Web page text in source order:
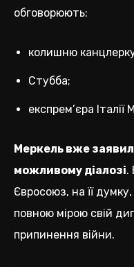
обговорюють:
колишню
Стубба;
експрем’єра Італії
Меркель вже
можливому діалозі.
Євросоюз, на її
повною мірою свій
припинення війни.